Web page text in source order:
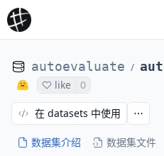
autoevaluate /
like 0
数据集介绍 数据集文件
在 datasets 中使用